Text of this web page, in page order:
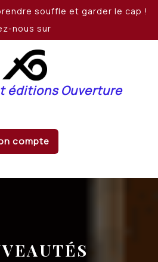
souffle et garder le cap !
nous sur
éditions Ouverture
compte